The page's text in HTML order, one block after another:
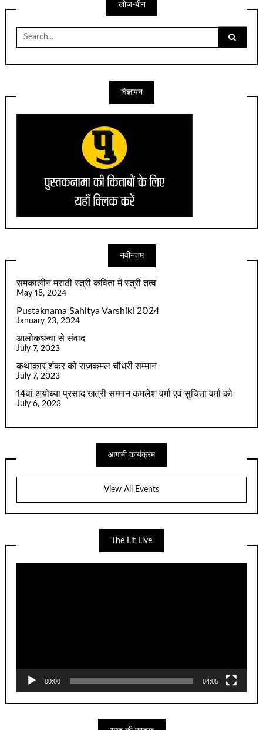
खोज-बीन
Search
for:
विज्ञापन
नवीनतम
समकालीन मराठी स्त्री कविता में स्त्री तत्व
May 18, 2024
Pustaknama Sahitya Varshiki 2024
January 23, 2024
आलोकधन्वा से संवाद
July 7, 2023
कथाकार शंकर को राजकमल चौधरी सम्मान
July 7, 2023
14वां अयोध्या प्रसाद खत्री सम्मान कमलेश वर्मा एवं सुचिता वर्मा को
July 6, 2023
आगामी कार्यक्रम
View All Events
The Lit Live
00:00 04:05